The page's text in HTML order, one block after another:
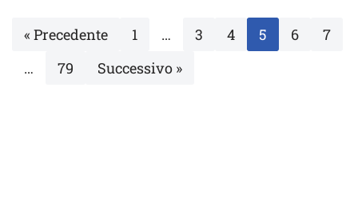
« Precedente 1 … 3 4 5 6
7
…
79 Successivo »